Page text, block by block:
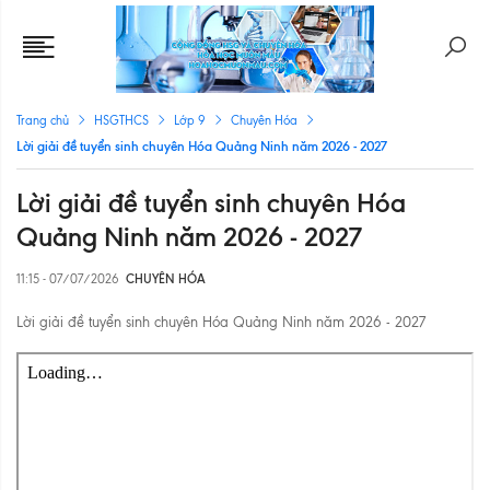
Trang chủ HSGTHCS Lớp 9 Chuyên Hóa
Lời giải đề tuyển sinh chuyên Hóa Quảng Ninh năm 2026 - 2027
Lời giải đề tuyển sinh chuyên Hóa
Quảng Ninh năm 2026 - 2027
11:15 - 07/07/2026 CHUYÊN HÓA
Lời giải đề tuyển sinh chuyên Hóa Quảng Ninh năm 2026 - 2027